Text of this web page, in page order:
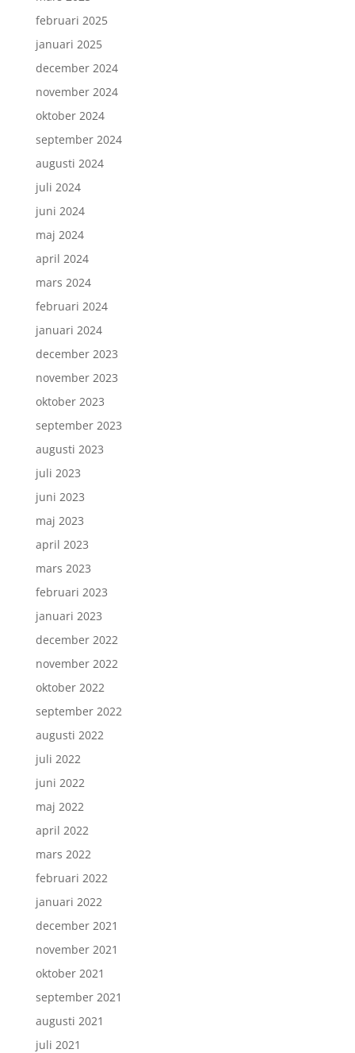
februari 2025
januari 2025
december 2024
november 2024
oktober 2024
september 2024
augusti 2024
juli 2024
juni 2024
maj 2024
april 2024
mars 2024
februari 2024
januari 2024
december 2023
november 2023
oktober 2023
september 2023
augusti 2023
juli 2023
juni 2023
maj 2023
april 2023
mars 2023
februari 2023
januari 2023
december 2022
november 2022
oktober 2022
september 2022
augusti 2022
juli 2022
juni 2022
maj 2022
april 2022
mars 2022
februari 2022
januari 2022
december 2021
november 2021
oktober 2021
september 2021
augusti 2021
juli 2021